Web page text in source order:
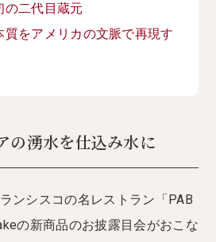
の二代目蔵元
質をアメリカの文脈で再現す
の湧水を仕込み水に
ンシスコの名レストラン「PAB
の新商品のお披露目会がおこな